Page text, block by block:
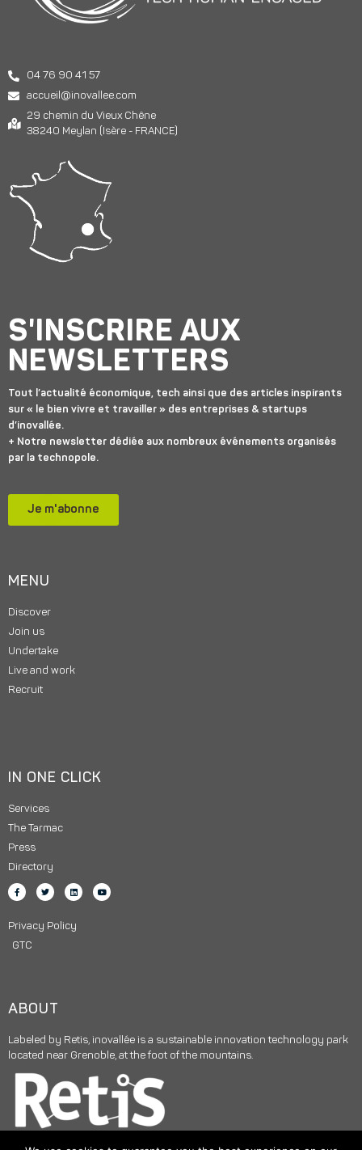
04 76 90 41 57
accueil@inovallee.com
29 chemin du Vieux Chêne
38240 Meylan (Isère - FRANCE)
S'INSCRIRE AUX
NEWSLETTERS
Tout l’actualité économique, tech ainsi que des articles inspirants
sur « le bien vivre et travailler » des entreprises & startups
d’inovallée.
+ Notre newsletter dédiée aux nombreux événements organisés
par la technopole.
Je m'abonne
MENU
Discover
Join us
Undertake
Live and work
Recruit
IN ONE CLICK
Services
The Tarmac
Press
Directory
Privacy Policy
GTC
ABOUT
Labeled by Retis, inovallée is a sustainable innovation technology park
located near Grenoble, at the foot of the mountains.